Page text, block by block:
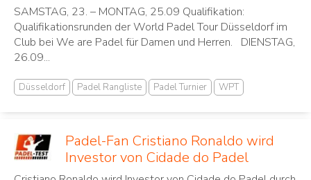
SAMSTAG, 23. – MONTAG, 25.09 Qualifikation:
Qualifikationsrunden der World Padel Tour Düsseldorf im
Club bei We are Padel für Damen und Herren. DIENSTAG,
26.09...
Düsseldorf Padel Rangliste Padel Turnier WPT
Padel-Fan Cristiano Ronaldo wird
Investor von Cidade do Padel